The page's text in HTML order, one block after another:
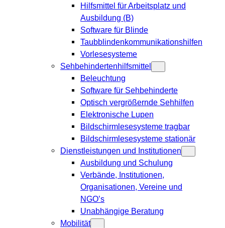
Hilfsmittel für Arbeitsplatz und
Ausbildung (B)
Software für Blinde
Taubblindenkommunikationshilfen
Vorlesesysteme
Sehbehindertenhilfsmittel
Beleuchtung
Software für Sehbehinderte
Optisch vergrößernde Sehhilfen
Elektronische Lupen
Bildschirmlesesysteme tragbar
Bildschirmlesesysteme stationär
Dienstleistungen und Institutionen
Ausbildung und Schulung
Verbände, Institutionen,
Organisationen, Vereine und
NGO’s
Unabhängige Beratung
Mobilität